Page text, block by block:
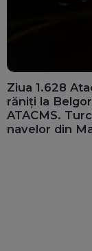
Ziua 1.628
răniți la
ATACMS.
navelor din